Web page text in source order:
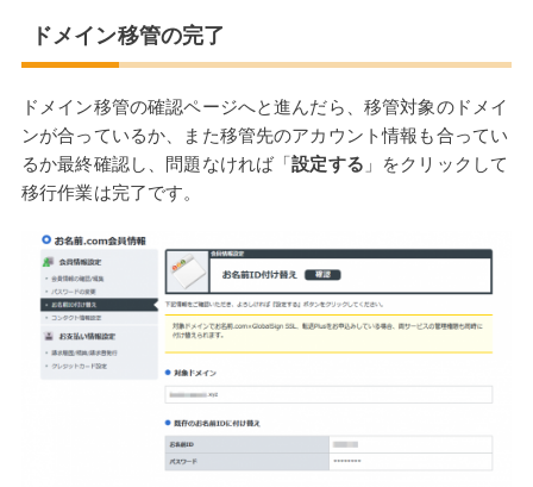
ドメイン移管の完了
ドメイン移管の確認ページへと進んだら、移管対象のドメイ
ンが合っているか、また移管先のアカウント情報も合ってい
るか最終確認し、問題なければ「設定する 」をクリックして
移行作業は完了です。